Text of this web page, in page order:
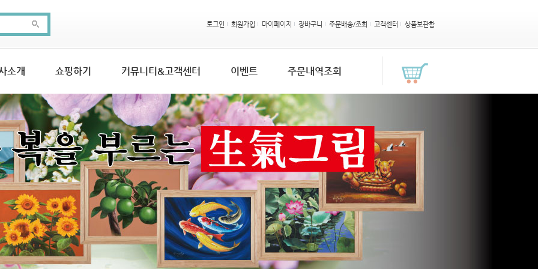
로그인 회원가입 마이페이지 장바구니 주문배송/조회 고객센터 상품보관함
소개 쇼핑하기 커뮤니티&고객센터 이벤트 주문내역조회